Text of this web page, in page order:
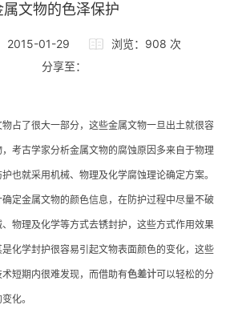
属文物的色泽保护
2015-01-29
浏览：908 次
分享至：
占了很大一部分，这些金属文物一旦出土就很容
考古学家分析金属文物的腐蚀原因多来自于物理
也就采用机械、物理及化学腐蚀理论确定方案。
定金属文物的颜色信息，在防护过程中尽量不破
物理及化学等方式去锈封护，这些方式作用效果
化学封护很容易引起文物表面颜色的变化，这些
短期内很难发现，而借助有色差计可以轻松的分
化。